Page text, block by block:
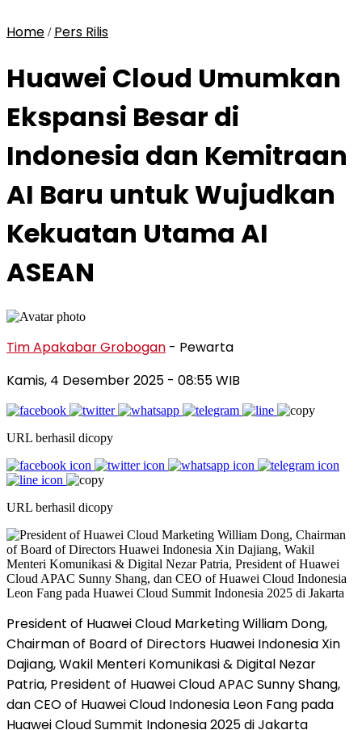
Home / Pers Rilis
Huawei Cloud Umumkan
Ekspansi Besar di
Indonesia dan Kemitraan
AI Baru untuk Wujudkan
Kekuatan Utama AI
ASEAN
Tim Apakabar Grobogan - Pewarta
Kamis, 4 Desember 2025 - 08:55 WIB
URL berhasil dicopy
URL berhasil dicopy
President of Huawei Cloud Marketing William Dong,
Chairman of Board of Directors Huawei Indonesia Xin
Dajiang, Wakil Menteri Komunikasi & Digital Nezar
Patria, President of Huawei Cloud APAC Sunny Shang,
dan CEO of Huawei Cloud Indonesia Leon Fang pada
Huawei Cloud Summit Indonesia 2025 di Jakarta